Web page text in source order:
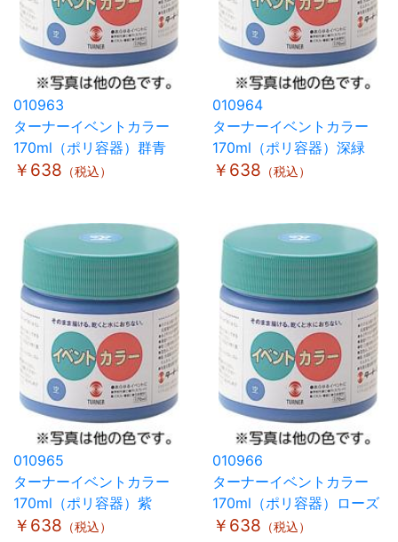
010963
ターナーイベントカラー
170ml（ポリ容器）群青
￥638 （税込）
010964
ターナーイベントカラー
170ml（ポリ容器）深緑
￥638 （税込）
010965
ターナーイベントカラー
170ml（ポリ容器）紫
￥638 （税込）
010966
ターナーイベントカラー
170ml（ポリ容器）ローズ
￥638 （税込）